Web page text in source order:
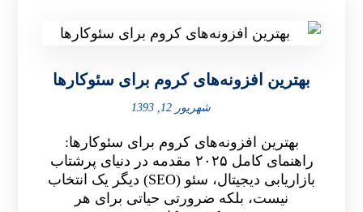
بهترین افزونه‌های کروم برای سئوکارها
شهریور 12, 1393
بهترین افزونه‌های کروم برای سئوکارها:
راهنمای کامل ۲۰۲۵ مقدمه در دنیای پرشتاب
بازاریابی دیجیتال، سئو (SEO) دیگر یک انتخاب
نیست، بلکه ضرورتی حیاتی برای هر